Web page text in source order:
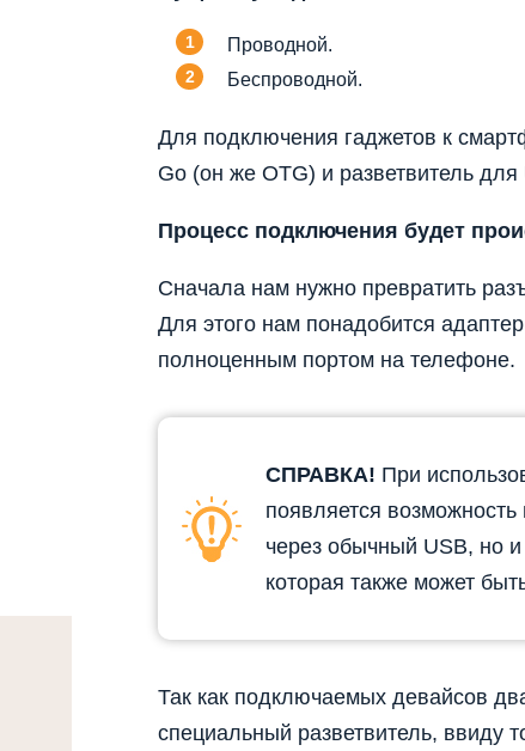
Проводной.
Беспроводной.
Для подключения гаджетов к
Go (он же OTG) и разветвитель для
Процесс подключения будет
Сначала нам нужно превратить
Для этого нам понадобится
полноценным портом на телефоне.
СПРАВКА! При
появляется
через обычный USB, но
которая также может
Так как подключаемых девайсов
специальный разветвитель, ввиду